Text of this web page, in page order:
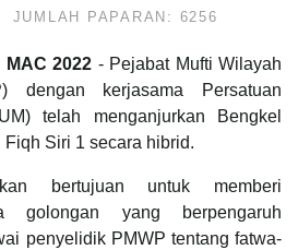
JUMLAH PAPARAN: 6256
MAC 2022 - Pejabat Mufti Wilayah
dengan kerjasama Persatuan
telah menganjurkan Bengkel
Siri 1 secara hibrid.
bertujuan untuk memberi
golongan yang berpengaruh
penyelidik PMWP tentang fatwa-